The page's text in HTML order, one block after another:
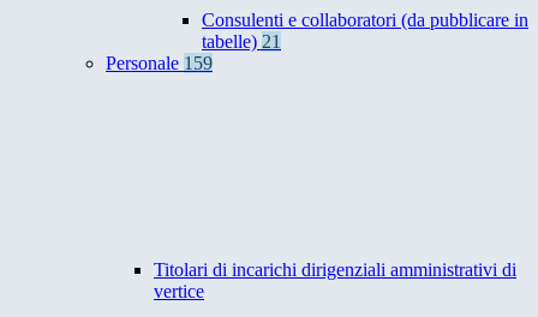
Consulenti e collaboratori (da pubblicare in
tabelle) 21
Personale 159
Titolari di incarichi dirigenziali amministrativi di
vertice